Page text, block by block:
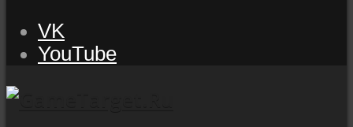
VK
YouTube